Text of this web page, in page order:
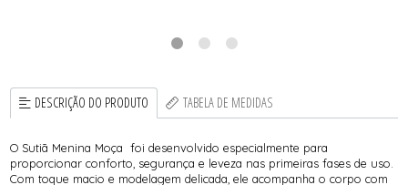
DESCRIÇÃO DO PRODUTO TABELA DE MEDIDAS
O Sutiã Menina Moça foi desenvolvido especialmente para
proporcionar conforto, segurança e leveza nas primeiras fases de uso.
Com toque macio e modelagem delicada, ele acompanha o corpo com